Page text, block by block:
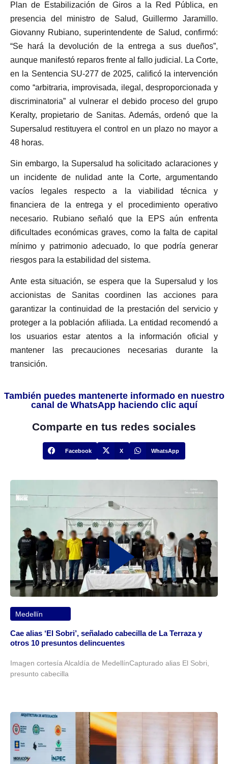
Plan de Estabilización de Giros a la Red Pública, en
presencia del ministro de Salud, Guillermo Jaramillo.
Giovanny Rubiano, superintendente de Salud, confirmó:
“Se hará la devolución de la entrega a sus dueños”,
aunque manifestó reparos frente al fallo judicial. La Corte,
en la Sentencia SU-277 de 2025, calificó la intervención
como “arbitraria, improvisada, ilegal, desproporcionada y
discriminatoria” al vulnerar el debido proceso del grupo
Keralty, propietario de Sanitas. Además, ordenó que la
Supersalud restituyera el control en un plazo no mayor a
48 horas.
Sin embargo, la Supersalud ha solicitado aclaraciones y
un incidente de nulidad ante la Corte, argumentando
vacíos legales respecto a la viabilidad técnica y
financiera de la entrega y el procedimiento operativo
necesario. Rubiano señaló que la EPS aún enfrenta
dificultades económicas graves, como la falta de capital
mínimo y patrimonio adecuado, lo que podría generar
riesgos para la estabilidad del sistema.
Ante esta situación, se espera que la Supersalud y los
accionistas de Sanitas coordinen las acciones para
garantizar la continuidad de la prestación del servicio y
proteger a la población afiliada. La entidad recomendó a
los usuarios estar atentos a la información oficial y
mantener las precauciones necesarias durante la
transición.
También puedes mantenerte informado en nuestro
canal de WhatsApp haciendo clic aquí
Comparte en tus redes sociales
Facebook X WhatsApp
Medellín
Cae alias ‘El Sobri’, señalado cabecilla de La Terraza y
otros 10 presuntos delincuentes
Imagen cortesía Alcaldía de MedellínCapturado alias El Sobri,
presunto cabecilla